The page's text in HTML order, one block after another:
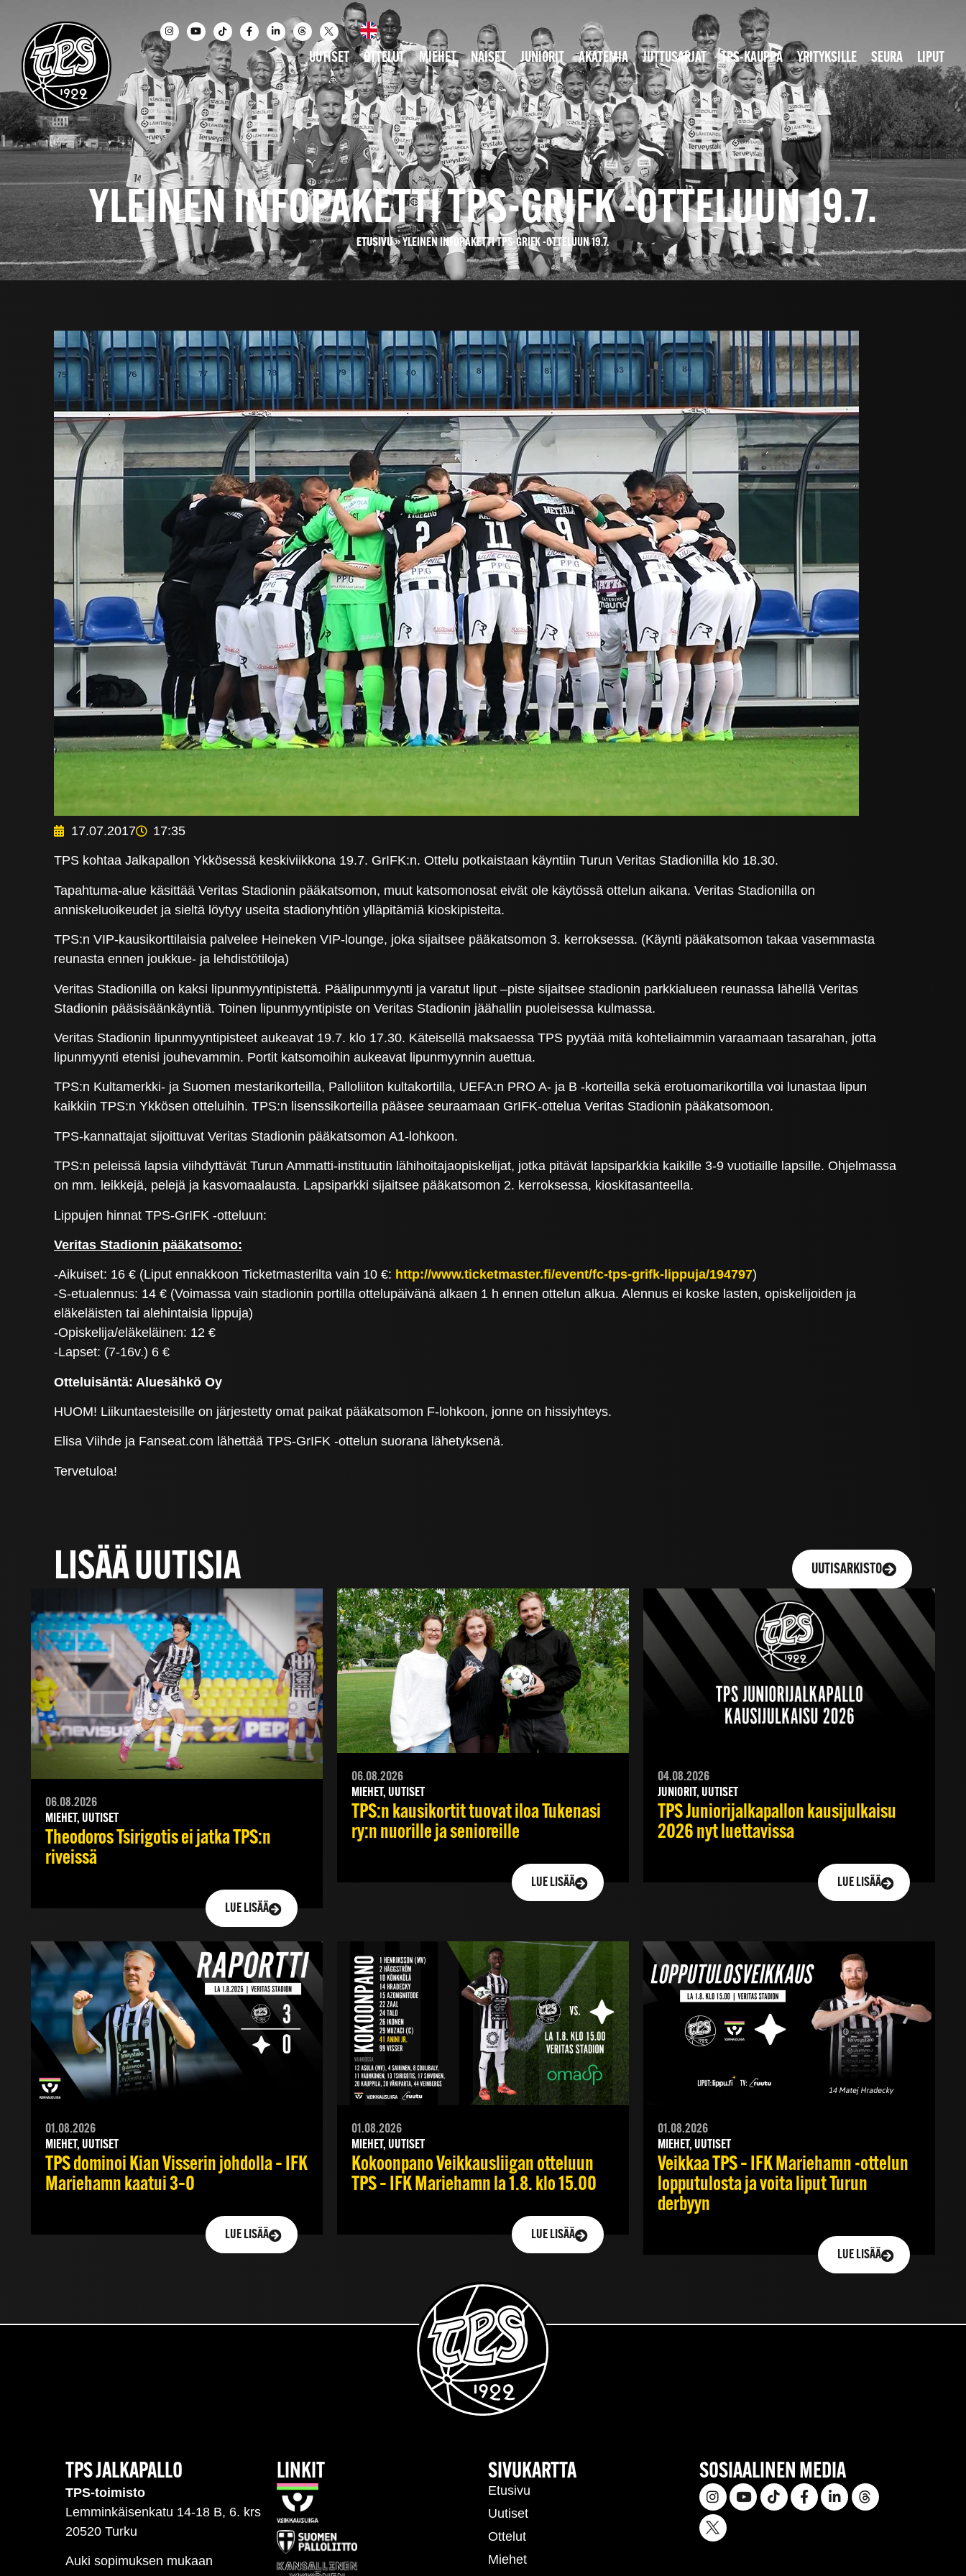
UUTISET OTTELUT MIEHET NAISET JUNIORIT AKATEMIA JUTTUSARJAT TPS-KAUPPA YRITYKSILLE SEURA LIPUT
YLEINEN INFOPAKETTI TPS-GRIFK -OTTELUUN 19.7.
ETUSIVU»YLEINEN INFOPAKETTI TPS-GRIFK -OTTELUUN 19.7.
17.07.2017 17:35
TPS kohtaa Jalkapallon Ykkösessä keskiviikkona 19.7. GrIFK:n. Ottelu potkaistaan käyntiin Turun Veritas Stadionilla klo 18.30.
Tapahtuma-alue käsittää Veritas Stadionin pääkatsomon, muut katsomonosat eivät ole käytössä ottelun aikana. Veritas Stadionilla on
anniskeluoikeudet ja sieltä löytyy useita stadionyhtiön ylläpitämiä kioskipisteita.
TPS:n VIP-kausikorttilaisia palvelee Heineken VIP-lounge, joka sijaitsee pääkatsomon 3. kerroksessa. (Käynti pääkatsomon takaa vasemmasta
reunasta ennen joukkue- ja lehdistötiloja)
Veritas Stadionilla on kaksi lipunmyyntipistettä. Päälipunmyynti ja varatut liput –piste sijaitsee stadionin parkkialueen reunassa lähellä Veritas
Stadionin pääsisäänkäyntiä. Toinen lipunmyyntipiste on Veritas Stadionin jäähallin puoleisessa kulmassa.
Veritas Stadionin lipunmyyntipisteet aukeavat 19.7. klo 17.30. Käteisellä maksaessa TPS pyytää mitä kohteliaimmin varaamaan tasarahan, jotta
lipunmyynti etenisi jouhevammin. Portit katsomoihin aukeavat lipunmyynnin auettua.
TPS:n Kultamerkki- ja Suomen mestarikorteilla, Palloliiton kultakortilla, UEFA:n PRO A- ja B -korteilla sekä erotuomarikortilla voi lunastaa lipun
kaikkiin TPS:n Ykkösen otteluihin. TPS:n lisenssikorteilla pääsee seuraamaan GrIFK-ottelua Veritas Stadionin pääkatsomoon.
TPS-kannattajat sijoittuvat Veritas Stadionin pääkatsomon A1-lohkoon.
TPS:n peleissä lapsia viihdyttävät Turun Ammatti-instituutin lähihoitajaopiskelijat, jotka pitävät lapsiparkkia kaikille 3-9 vuotiaille lapsille. Ohjelmassa
on mm. leikkejä, pelejä ja kasvomaalausta. Lapsiparkki sijaitsee pääkatsomon 2. kerroksessa, kioskitasanteella.
Lippujen hinnat TPS-GrIFK -otteluun:
Veritas Stadionin pääkatsomo:
-Aikuiset: 16 € (Liput ennakkoon Ticketmasterilta vain 10 €: http://www.ticketmaster.fi/event/fc-tps-grifk-lippuja/194797)
-S-etualennus: 14 € (Voimassa vain stadionin portilla ottelupäivänä alkaen 1 h ennen ottelun alkua. Alennus ei koske lasten, opiskelijoiden ja
eläkeläisten tai alehintaisia lippuja)
-Opiskelija/eläkeläinen: 12 €
-Lapset: (7-16v.) 6 €
Otteluisäntä: Aluesähkö Oy
HUOM! Liikuntaesteisille on järjestetty omat paikat pääkatsomon F-lohkoon, jonne on hissiyhteys.
Elisa Viihde ja Fanseat.com lähettää TPS-GrIFK -ottelun suorana lähetyksenä.
Tervetuloa!
LISÄÄ UUTISIA UUTISARKISTO
06.08.2026
MIEHET, UUTISET
Theodoros Tsirigotis ei jatka TPS:n
riveissä
LUE LISÄÄ
06.08.2026
MIEHET, UUTISET
TPS:n kausikortit tuovat iloa Tukenasi
ry:n nuorille ja senioreille
LUE LISÄÄ
04.08.2026
JUNIORIT, UUTISET
TPS Juniorijalkapallon kausijulkaisu
2026 nyt luettavissa
LUE LISÄÄ
01.08.2026
MIEHET, UUTISET
TPS dominoi Kian Visserin johdolla – IFK
Mariehamn kaatui 3–0
LUE LISÄÄ
01.08.2026
MIEHET, UUTISET
Kokoonpano Veikkausliigan otteluun
TPS – IFK Mariehamn la 1.8. klo 15.00
LUE LISÄÄ
01.08.2026
MIEHET, UUTISET
Veikkaa TPS – IFK Mariehamn -ottelun
lopputulosta ja voita liput Turun
derbyyn
LUE LISÄÄ
TPS JALKAPALLO
TPS-toimisto
Lemminkäisenkatu 14-18 B, 6. krs
20520 Turku
Auki sopimuksen mukaan
LINKIT SIVUKARTTA
Etusivu
Uutiset
Ottelut
Miehet
SOSIAALINEN MEDIA